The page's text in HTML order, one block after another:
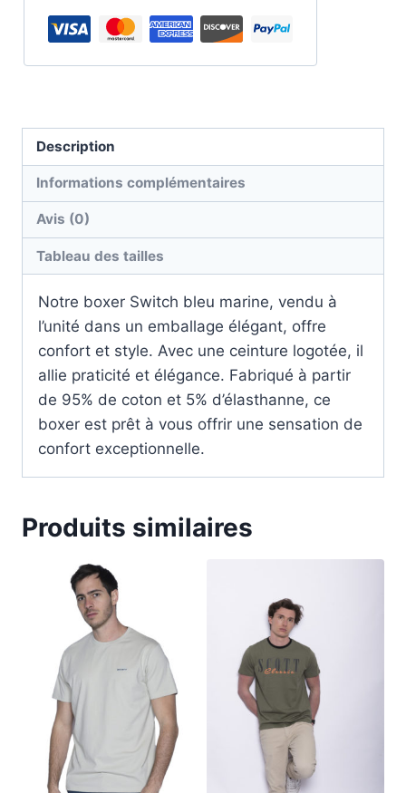
Description
Informations complémentaires
Avis (0)
Tableau des tailles
Notre boxer Switch bleu marine, vendu à
l’unité dans un emballage élégant, offre
confort et style. Avec une ceinture logotée, il
allie praticité et élégance. Fabriqué à partir
de 95% de coton et 5% d’élasthanne, ce
boxer est prêt à vous offrir une sensation de
confort exceptionnelle.
Produits similaires